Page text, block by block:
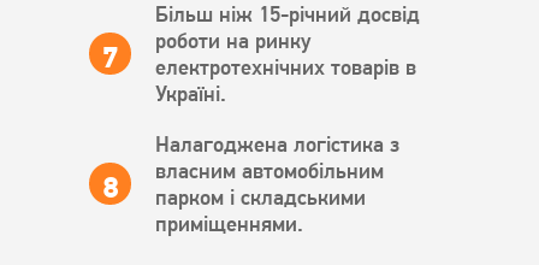
Більш ніж 15-річний досвід
роботи на ринку
електротехнічних товарів в
Україні.
Налагоджена логістика з
власним автомобільним
парком і складськими
приміщеннями.